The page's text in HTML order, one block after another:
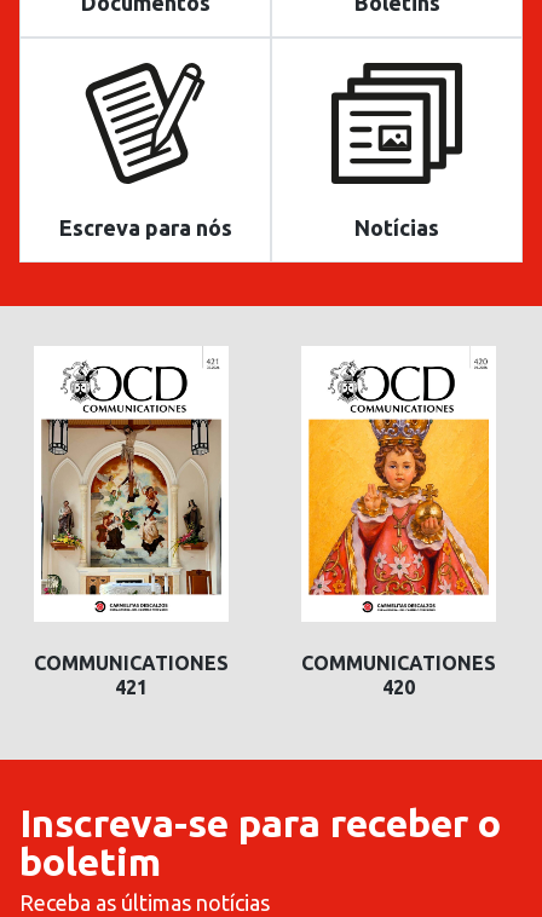
Escreva para nós Notícias
COMMUNICATIONES
421
COMMUNICATIONES
420
Inscreva-se para receber o
boletim
Receba as últimas notícias